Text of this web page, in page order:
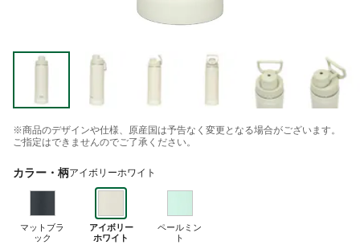
※商品のデザインや仕様、原産国は予告なく変更となる場合がございます。
ご指定はできませんのでご了承ください。
カラー・柄アイボリーホワイト
マットブラ
ック
アイボリー
ホワイト
ペールミン
ト